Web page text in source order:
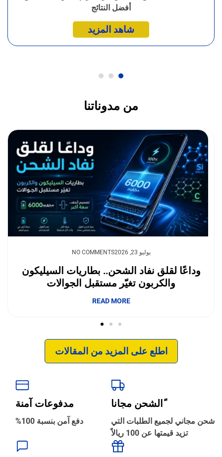
أفضل النتائج
شاهد المزيد
من مدوناتنا
يوليو 23, 2026 NO COMMENTS
وداعًا لقلق نفاد الشحن.. بطاريات السيليكون
والكربون تغيّر مستقبل الجوالات
READ MORE
اطلع على المزيد من المقالات
ًالشحن مجانا
شحن مجاني لجميع الطلبات التي
تزيد قيمتها عن 100 ريالاً
مدفوعات آمنة
دفع آمن بنسبة 100%
إبداع فور يو
الترجمة والبحوث ‹
الطباعة والأدوات المكتبية